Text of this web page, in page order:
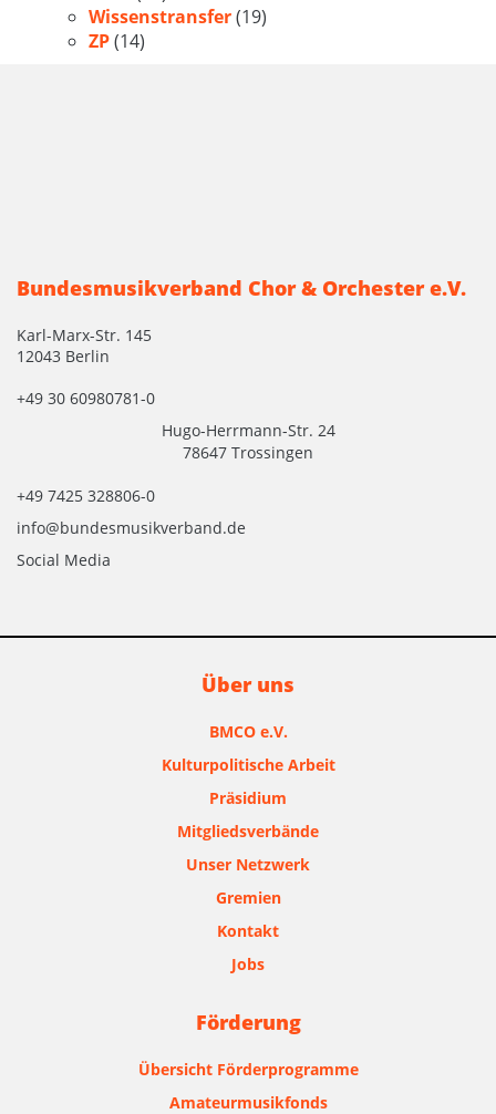
Wissenstransfer(19)
ZP(14)
Bundesmusikverband Chor & Orchester e.V.
Karl-Marx-Str. 145
12043 Berlin
+49 30 60980781-0
Hugo-Herrmann-Str. 24
78647 Trossingen
+49 7425 328806-0
info@bundesmusikverband.de
Social Media
Über uns
BMCO e.V.
Kulturpolitische Arbeit
Präsidium
Mitgliedsverbände
Unser Netzwerk
Gremien
Kontakt
Jobs
Förderung
Übersicht Förderprogramme
Amateurmusikfonds